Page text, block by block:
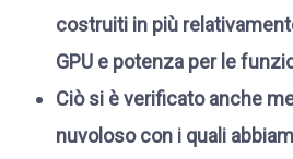
costruiti in più
GPU e potenza per le
Ciò si è verificato anche
nuvoloso con i quali